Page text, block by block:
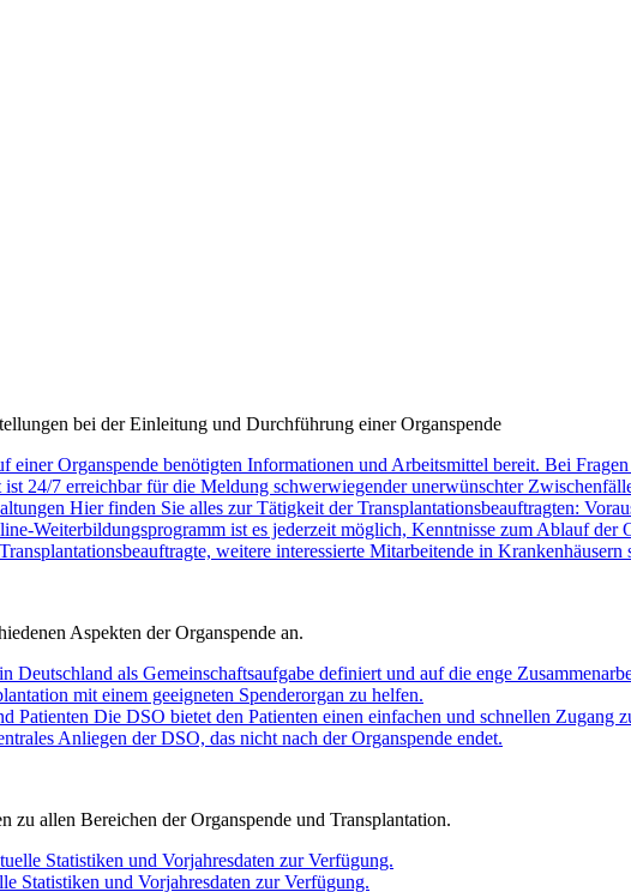
bei der Einleitung und Durchführung einer Organspende
einer Organspende benötigten Informationen und Arbeitsmittel bereit. Bei
24/7 erreichbar für die Meldung schwerwiegender unerwünschter
Hier finden Sie alles zur Tätigkeit der Transplantationsbeauftragten:
Weiterbildungsprogramm ist es jederzeit möglich, Kenntnisse zum Ablauf der
weitere interessierte Mitarbeitende in Krankenhäusern
Aspekten der Organspende an.
Deutschland als Gemeinschaftsaufgabe definiert und auf die enge
mit einem geeigneten Spenderorgan zu helfen.
Patienten Die DSO bietet den Patienten einen einfachen und schnellen
Anliegen der DSO, das nicht nach der Organspende endet.
zu allen Bereichen der Organspende und Transplantation.
Statistiken und Vorjahresdaten zur Verfügung.
Statistiken und Vorjahresdaten zur Verfügung.